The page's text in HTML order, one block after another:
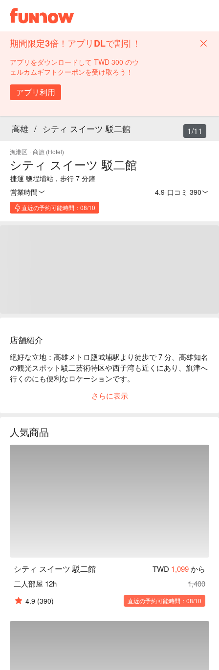
期間限定3倍！アプリDLで割引！
アプリをダウンロードして TWD 300 のウ
ェルカムギフトクーポンを受け取ろう！
アプリ利用
高雄 / シティ スイーツ 駁二館
漁港区 · 商旅 (Hotel)
シティ スイーツ 駁二館
捷運 鹽埕埔站，步行 7 分鐘
営業時間
4.9 口コミ 390
直近の予約可能時間：08/10
1/11
店舗紹介
絶好な立地：高雄メトロ鹽城埔駅より徒歩で 7 分、高雄知名
の観光スポット駁二芸術特区や西子湾も近くにあり、旗津へ
行くのにも便利なロケーションです。
赤レンガの壁とアイロンの家具がマッチし、自然で違和感の
ないモダンなレトロさで溢れています。
さらに表示
人気商品
シティ スイーツ 駁二館 TWD 1,099から
二人部屋 12h
1,400
4.9 (390) 直近の予約可能時間：08/10